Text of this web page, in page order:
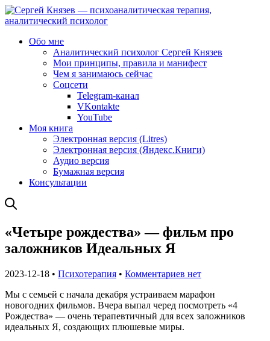
Обо мне
Аналитический психолог Сергей Князев
Мои принципы, правила и манифест
Чем я занимаюсь сейчас
Соцсети
Telegram-канал
VKontakte
YouTube
Моя книга
Электронная версия (Litres)
Электронная версия (Яндекс.Книги)
Аудио версия
Бумажная версия
Консультации
«Четыре рождества» — фильм про
заложников Идеальных Я
2023-12-18 • Психотерапия • Комментариев нет
Мы с семьей с начала декабря устраиваем марафон
новогодних фильмов. Вчера выпал черед посмотреть «4
Рождества» — очень терапевтичный для всех заложников
идеальных Я, создающих плюшевые миры.